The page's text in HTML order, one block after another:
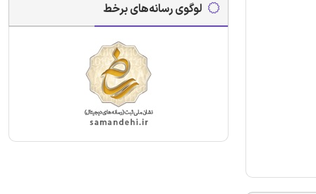
لوگوی رسانه‌های برخط